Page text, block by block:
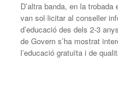
D’altra banda, en la
van sol·licitar al conseller
d’educació des dels 2-3
de Govern s’ha mostrat
l’educació gratuïta i de